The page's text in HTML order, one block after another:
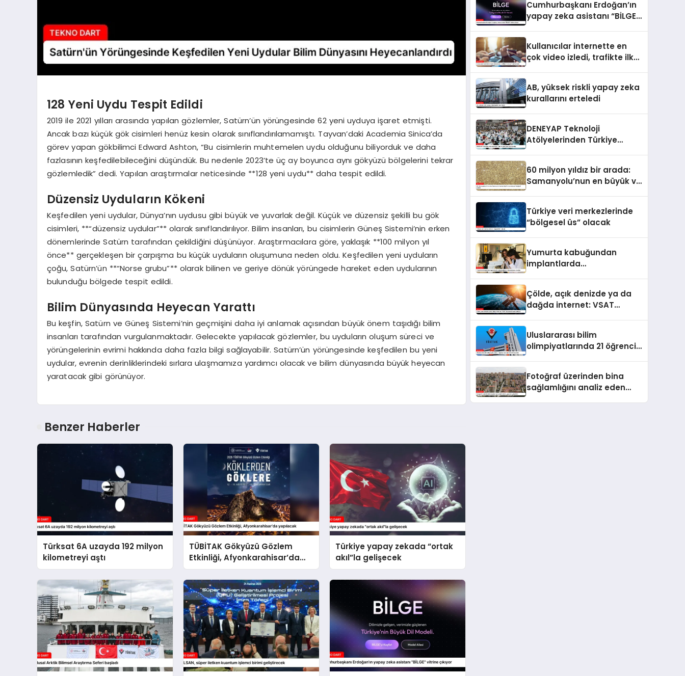
128 Yeni Uydu Tespit Edildi
2019 ile 2021 yılları arasında yapılan gözlemler, Satürn’ün yörüngesinde 62 yeni uyduya işaret etmişti.
Ancak bazı küçük gök cisimleri henüz kesin olarak sınıflandırılamamıştı. Tayvan’daki Academia Sinica’da
görev yapan gökbilimci Edward Ashton, “Bu cisimlerin muhtemelen uydu olduğunu biliyorduk ve daha
fazlasının keşfedilebileceğini düşündük. Bu nedenle 2023’te üç ay boyunca aynı gökyüzü bölgelerini tekrar
gözlemledik” dedi. Yapılan araştırmalar neticesinde **128 yeni uydu** daha tespit edildi.
Düzensiz Uyduların Kökeni
Keşfedilen yeni uydular, Dünya’nın uydusu gibi büyük ve yuvarlak değil. Küçük ve düzensiz şekilli bu gök
cisimleri, **“düzensiz uydular”** olarak sınıflandırılıyor. Bilim insanları, bu cisimlerin Güneş Sistemi’nin erken
dönemlerinde Satürn tarafından çekildiğini düşünüyor. Araştırmacılara göre, yaklaşık **100 milyon yıl
önce** gerçekleşen bir çarpışma bu küçük uyduların oluşumuna neden oldu. Keşfedilen yeni uyduların
çoğu, Satürn’ün **“Norse grubu”** olarak bilinen ve geriye dönük yörüngede hareket eden uydularının
bulunduğu bölgede tespit edildi.
Bilim Dünyasında Heyecan Yarattı
Bu keşfin, Satürn ve Güneş Sistemi’nin geçmişini daha iyi anlamak açısından büyük önem taşıdığı bilim
insanları tarafından vurgulanmaktadır. Gelecekte yapılacak gözlemler, bu uyduların oluşum süreci ve
yörüngelerinin evrimi hakkında daha fazla bilgi sağlayabilir. Satürn’ün yörüngesinde keşfedilen bu yeni
uydular, evrenin derinliklerindeki sırlara ulaşmamıza yardımcı olacak ve bilim dünyasında büyük heyecan
yaratacak gibi görünüyor.
Benzer Haberler
Türksat 6A uzayda 192 milyon
kilometreyi aştı
TÜBİTAK Gökyüzü Gözlem
Etkinliği, Afyonkarahisar’da
yapılacak
Türkiye yapay zekada “ortak
akıl”la gelişecek
Cumhurbaşkanı Erdoğan’ın
yapay zeka asistanı “BİLGE”
Kullanıcılar internette en
çok video izledi, trafikte ilk
AB, yüksek riskli yapay zeka
kurallarını erteledi
DENEYAP Teknoloji
Atölyelerinden Türkiye
60 milyon yıldız bir arada:
Samanyolu’nun en büyük ve
Türkiye veri merkezlerinde
“bölgesel üs” olacak
Yumurta kabuğundan
implantlarda
Çölde, açık denizde ya da
dağda internet: VSAT
Uluslararası bilim
olimpiyatlarında 21 öğrenci
Fotoğraf üzerinden bina
sağlamlığını analiz eden